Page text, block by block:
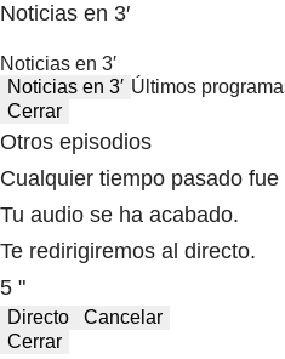
Noticias en 3′
Noticias en 3′
Noticias en 3′ Últimos
Cerrar
Otros episodios
Cualquier tiempo pasado fue
Tu audio se ha acabado.
Te redirigiremos al directo.
5 "
Directo
Cancelar
Cerrar